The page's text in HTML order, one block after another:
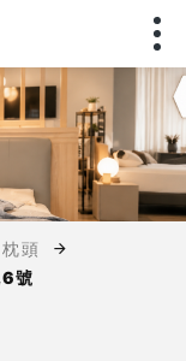
枕頭
號